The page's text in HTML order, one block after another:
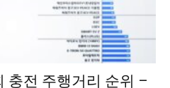
충전 주행거리 순위 –